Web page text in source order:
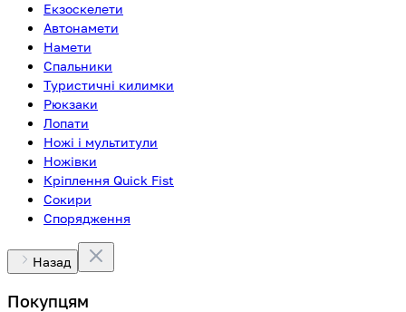
Екзоскелети
Автонамети
Намети
Спальники
Туристичні килимки
Рюкзаки
Лопати
Ножі і мультитули
Ножівки
Кріплення Quick Fist
Сокири
Спорядження
Назад
Покупцям